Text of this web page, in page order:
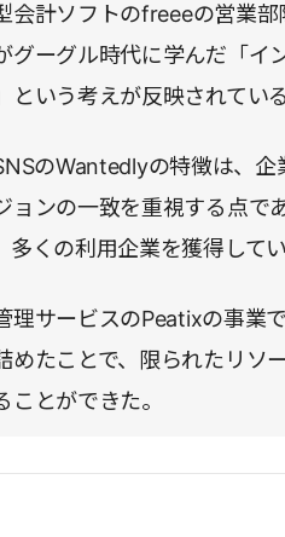
デアを具現化する力は、大
のヒントを与えてくれるだ
会計ソフトのfreeeの営業
グーグル時代に学んだ「イ
という考えが反映されている
のWantedlyの特徴は、企
ョンの一致を重視する点で
多くの利用企業を獲得してい
理サービスのPeatixの事業
めたことで、限られたリソ
ことができた。